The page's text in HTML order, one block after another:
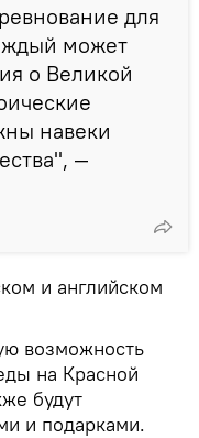
для
может
о Великой
навеки
—
и английском
возможность
на Красной
будут
и подарками.